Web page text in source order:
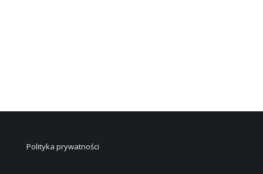
Polityka prywatności